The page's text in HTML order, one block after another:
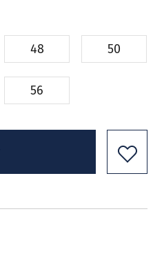
48 50
56